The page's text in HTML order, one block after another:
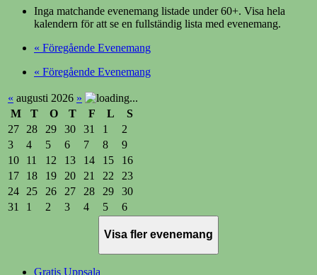
Inga matchande evenemang listade under 60+. Visa hela
kalendern för att se en fullständig lista med evenemang.
« Föregående Evenemang
« Föregående Evenemang
« augusti 2026 »
M
T O T F L
S
27
28 29 30 31 1
2
3
4 5 6 7 8
9
10
11 12 13 14 15
16
17
18 19 20 21 22
23
24
25 26 27 28 29
30
31
1 2 3 4 5 6
Visa fler evenemang
Gratis Uppsala